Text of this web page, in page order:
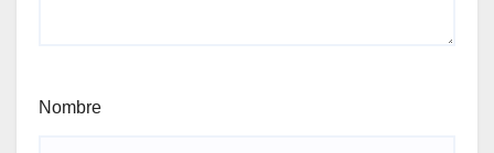
Nombre